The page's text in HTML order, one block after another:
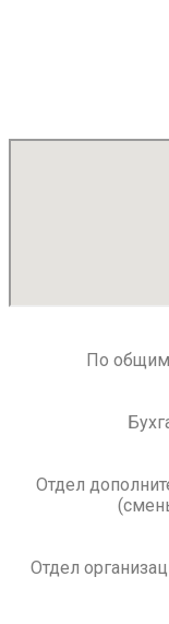
По общим
Отдел
Отдел